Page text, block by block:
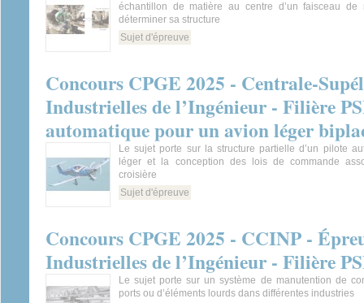
échantillon de matière au centre d’un faisceau
déterminer sa structure
Sujet d'épreuve
Concours CPGE 2025 - Centrale-
Industrielles de l’Ingénieur - Filière
automatique pour un avion léger
Le sujet porte sur la structure partielle d’un pilote
léger et la conception des lois de commande
croisière
Sujet d'épreuve
Concours CPGE 2025 - CCINP -
Industrielles de l’Ingénieur - Filière
Le sujet porte sur un système de manutention de
ports ou d’éléments lourds dans différentes industries